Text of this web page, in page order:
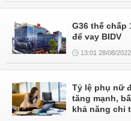
G36 thế chấp
để vay BIDV
13:01 28/08/2022
Tỷ lệ phụ nữ
tăng mạnh,
khả năng chi